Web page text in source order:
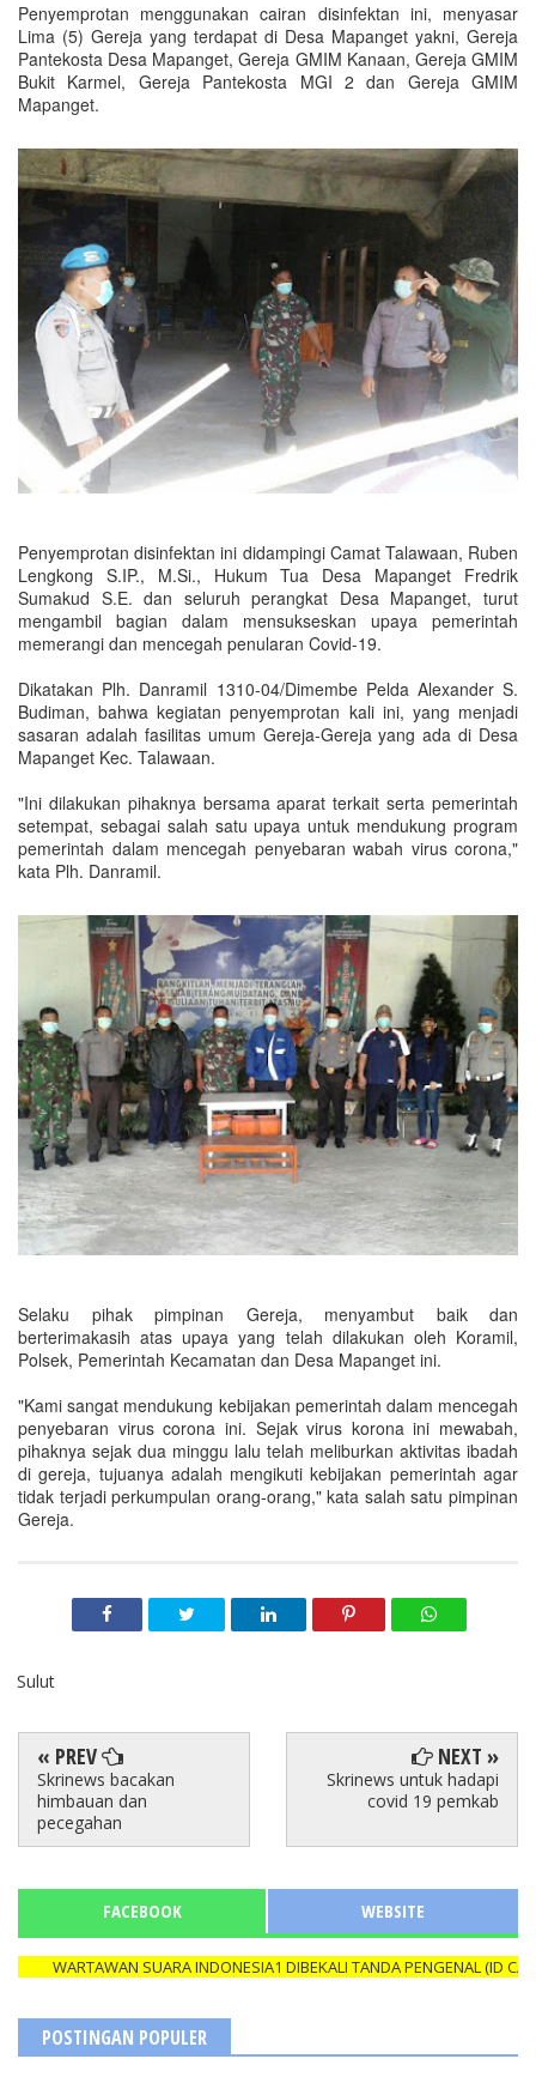
Penyemprotan menggunakan cairan disinfektan ini, menyasar
Lima (5) Gereja yang terdapat di Desa Mapanget yakni, Gereja
Pantekosta Desa Mapanget, Gereja GMIM Kanaan, Gereja GMIM
Bukit Karmel, Gereja Pantekosta MGI 2 dan Gereja GMIM
Mapanget.
Penyemprotan disinfektan ini didampingi Camat Talawaan, Ruben
Lengkong S.IP., M.Si., Hukum Tua Desa Mapanget Fredrik
Sumakud S.E. dan seluruh perangkat Desa Mapanget, turut
mengambil bagian dalam mensukseskan upaya pemerintah
memerangi dan mencegah penularan Covid-19.
Dikatakan Plh. Danramil 1310-04/Dimembe Pelda Alexander S.
Budiman, bahwa kegiatan penyemprotan kali ini, yang menjadi
sasaran adalah fasilitas umum Gereja-Gereja yang ada di Desa
Mapanget Kec. Talawaan.
"Ini dilakukan pihaknya bersama aparat terkait serta pemerintah
setempat, sebagai salah satu upaya untuk mendukung program
pemerintah dalam mencegah penyebaran wabah virus corona,"
kata Plh. Danramil.
Selaku pihak pimpinan Gereja, menyambut baik dan
berterimakasih atas upaya yang telah dilakukan oleh Koramil,
Polsek, Pemerintah Kecamatan dan Desa Mapanget ini.
"Kami sangat mendukung kebijakan pemerintah dalam mencegah
penyebaran virus corona ini. Sejak virus korona ini mewabah,
pihaknya sejak dua minggu lalu telah meliburkan aktivitas ibadah
di gereja, tujuanya adalah mengikuti kebijakan pemerintah agar
tidak terjadi perkumpulan orang-orang," kata salah satu pimpinan
Gereja.
Sulut
« PREV
Skrinews bacakan
himbauan dan
pecegahan
NEXT »
Skrinews untuk hadapi
covid 19 pemkab
FACEBOOK WEBSITE
WARTAWAN SUARA INDONESIA1 DIBEKALI TANDA PENGENAL (ID CARD)
POSTINGAN POPULER